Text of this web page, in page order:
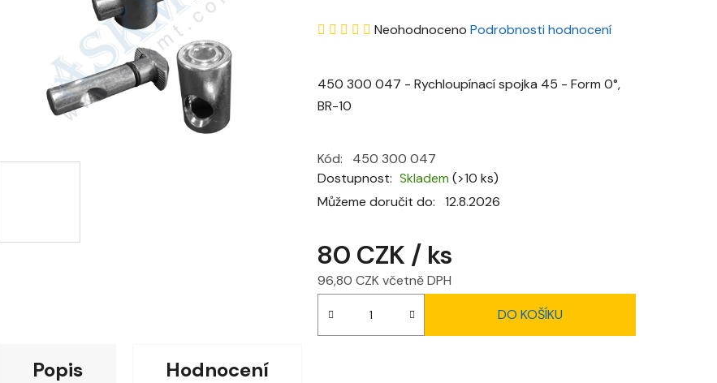
Průměrné
5
hvězdiček.
Neohodnoceno Podrobnosti hodnocení
450 300 047 - Rychloupínací spojka 45 - Form 0°,
BR-10
Dostupnost Skladem (>10 ks)
Můžeme doručit do:
12.8.2026
Kód: 450 300 047
80 CZK / ks
96,80 CZK včetně DPH
DO KOŠÍKU
Popis Hodnocení